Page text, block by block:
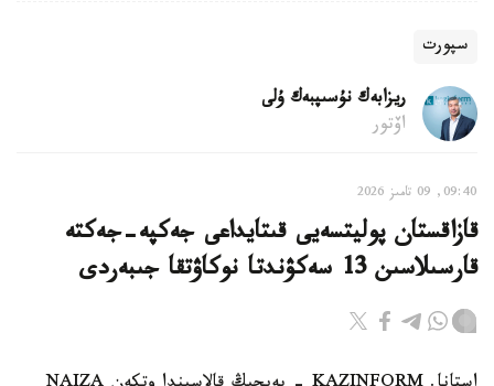
سپورت
ريزابەك نۇسىپبەك ۇلى
اۆتور
09:40, 09 تامىز 2026
قازاقستان پوليتسەيى قىتايداعى جەكپە-جەكتە
قارسىلاسىن 13 سەكۋندتا نوكاۋتقا جىبەردى